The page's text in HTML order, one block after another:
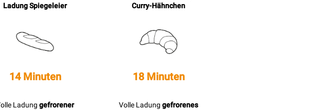
Ladung Spiegeleier
Curry-Hähnchen
14 Minuten
Ladung gefrorener
18 Minuten
Volle Ladung gefrorenes